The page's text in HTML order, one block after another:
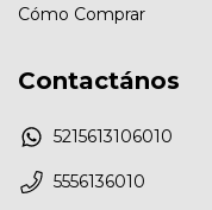
Cómo Comprar
Contactános
5215613106010
5556136010